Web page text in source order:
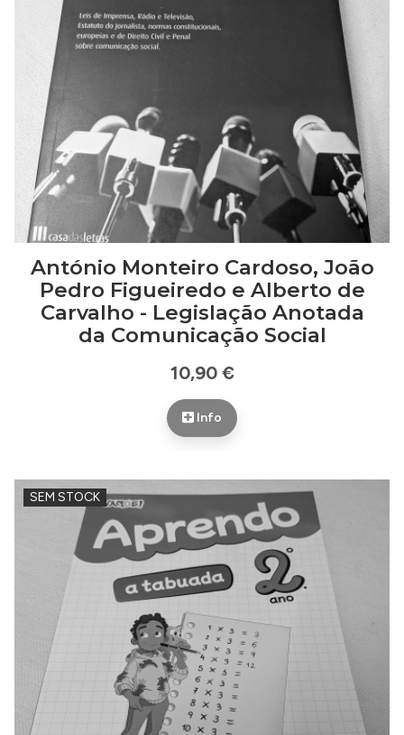
António Monteiro Cardoso, João
Pedro Figueiredo e Alberto de
Carvalho - Legislação Anotada
da Comunicação Social
10,90 €
Info
SEM STOCK